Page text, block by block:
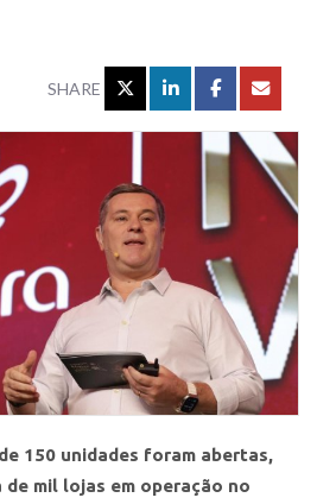
SHARE
150 unidades foram abertas,
mil lojas em operação no